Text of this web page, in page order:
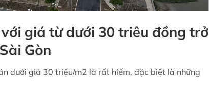
giá từ dưới 30 triêu đồng trở
Gòn
dưới giá 30 triệu/m2 là rất hiếm, đặc biệt là những